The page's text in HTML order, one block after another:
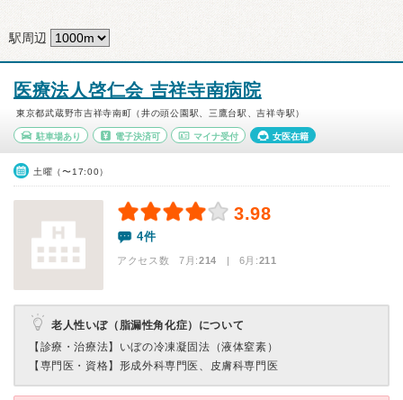
駅周辺
医療法人啓仁会 吉祥寺南病院
東京都武蔵野市吉祥寺南町（井の頭公園駅、三鷹台駅、吉祥寺駅）
駐車場あり 電子決済可 マイナ受付 女医在籍
土曜（〜17:00）
3.98
4件
アクセス数 7月:214 | 6月:211
老人性いぼ（脂漏性角化症）について
【診療・治療法】 いぼの冷凍凝固法（液体窒素）
【専門医・資格】 形成外科専門医、皮膚科専門医